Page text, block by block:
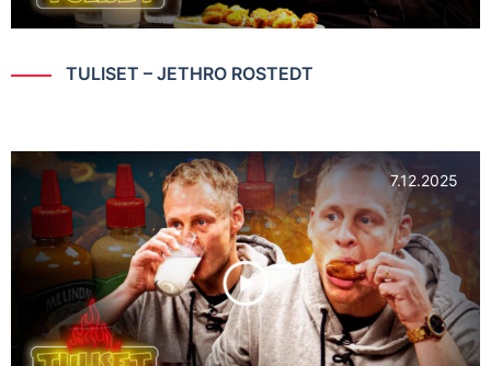
TULISET – JETHRO ROSTEDT
7.12.2025